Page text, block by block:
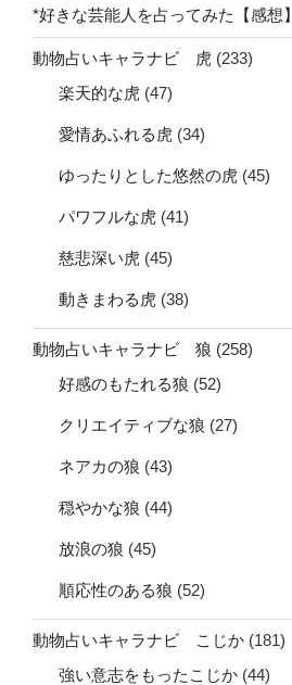
*好きな芸能人を占ってみた【感想】
動物占いキャラナビ 虎 (233)
楽天的な虎 (47)
愛情あふれる虎 (34)
ゆったりとした悠然の虎 (45)
パワフルな虎 (41)
慈悲深い虎 (45)
動きまわる虎 (38)
動物占いキャラナビ 狼 (258)
好感のもたれる狼 (52)
クリエイティブな狼 (27)
ネアカの狼 (43)
穏やかな狼 (44)
放浪の狼 (45)
順応性のある狼 (52)
動物占いキャラナビ こじか (181)
強い意志をもったこじか (44)